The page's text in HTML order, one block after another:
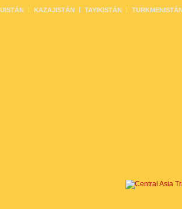
KAZAJISTÁN TAYIKISTÁN